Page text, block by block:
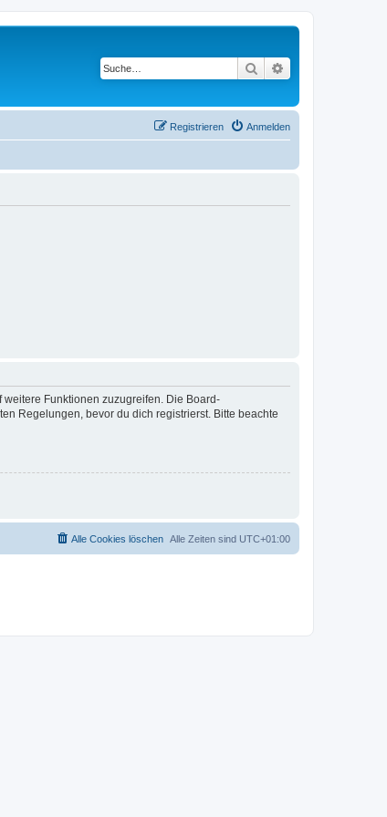
Suche
Anmelden
Registrieren
Funktionen zuzugreifen. Die Board-
Regelungen, bevor du dich registrierst. Bitte beachte
Alle Zeiten sind UTC+01:00
Alle Cookies löschen